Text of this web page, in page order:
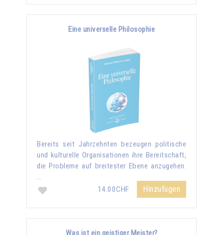
Eine universelle Philosophie
Bereits seit Jahrzehnten bezeugen politische
und kulturelle Organisationen ihre Bereitschaft,
die Probleme auf breitester Ebene anzugehen.
…
14.00CHF
Hinzufügen
Was ist ein geistiger Meister?